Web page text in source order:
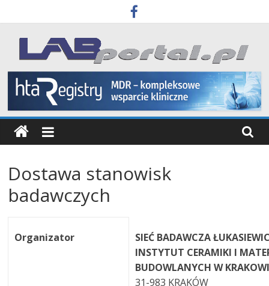
to
content
Labportal
Laboratoria
Aparatura
Badania
Dostawa stanowisk
badawczych
Organizator
SIEĆ BADAWCZA
INSTYTUT CERAMIKI I
BUDOWLANYCH W
31-983 KRAKÓW